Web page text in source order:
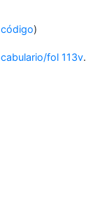
)
fol 113v.